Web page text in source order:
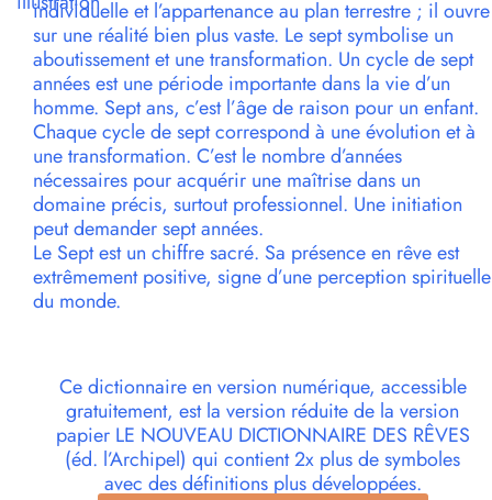
individuelle et l’appartenance au plan terrestre ; il ouvre
sur une réalité bien plus vaste. Le sept symbolise un
aboutissement et une transformation. Un cycle de sept
années est une période importante dans la vie d’un
homme. Sept ans, c’est l’âge de raison pour un enfant.
Chaque cycle de sept correspond à une évolution et à
une transformation. C’est le nombre d’années
nécessaires pour acquérir une maîtrise dans un
domaine précis, surtout professionnel. Une initiation
peut demander sept années.
Le Sept est un chiffre sacré. Sa présence en rêve est
extrêmement positive, signe d’une perception spirituelle
du monde.
Ce dictionnaire en version numérique, accessible
gratuitement, est la version réduite de la version
papier LE NOUVEAU DICTIONNAIRE DES RÊVES
(éd. l’Archipel) qui contient 2x plus de symboles
avec des définitions plus développées.